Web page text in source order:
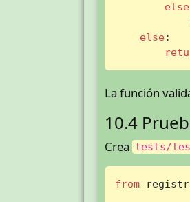
else
else:
La función
10.4
Crea tests/
from